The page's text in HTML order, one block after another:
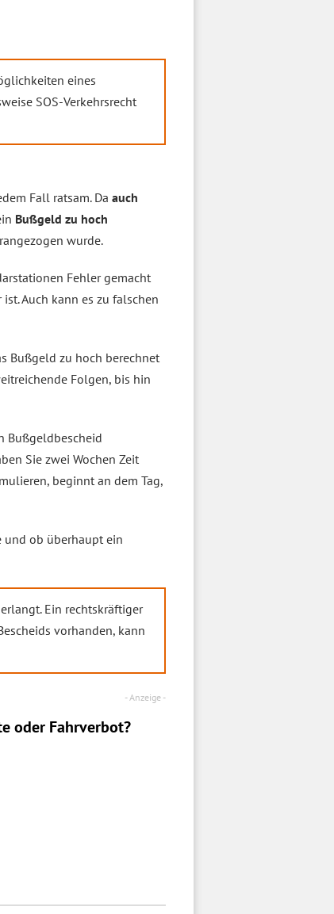
eines
SOS-Verkehrsrecht
Fall ratsam. Da auch
Bußgeld zu hoch
wurde.
Fehler gemacht
Auch kann es zu falschen
Bußgeld zu hoch berechnet
Folgen, bis hin
Bußgeldbescheid
Sie zwei Wochen Zeit
beginnt an dem Tag,
und ob überhaupt ein
Ein rechtskräftiger
vorhanden, kann
oder Fahrverbot?